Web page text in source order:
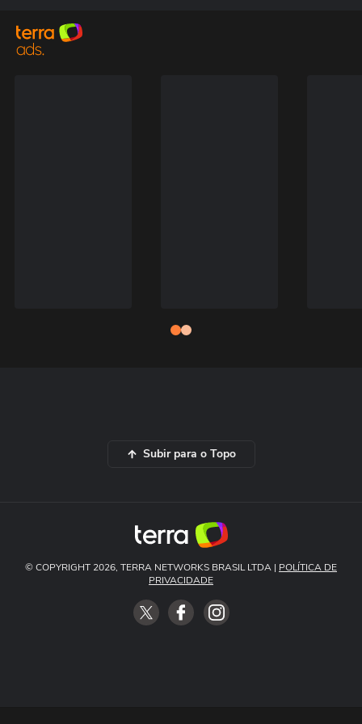
Subir para o Topo
© COPYRIGHT 2026, TERRA NETWORKS BRASIL LTDA | POLÍTICA DE
PRIVACIDADE